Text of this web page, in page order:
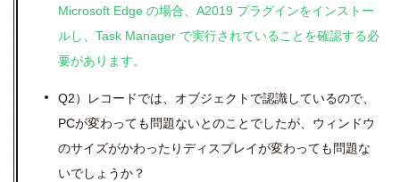
Microsoft Edge の場合、A2019 プラグインをインストー
ルし、Task Manager で実行されていることを確認する必
要があります。
Q2）レコードでは、オブジェクトで認識しているので、
PCが変わっても問題ないとのことでしたが、ウィンドウ
のサイズがかわったりディスプレイが変わっても問題な
いでしょうか？